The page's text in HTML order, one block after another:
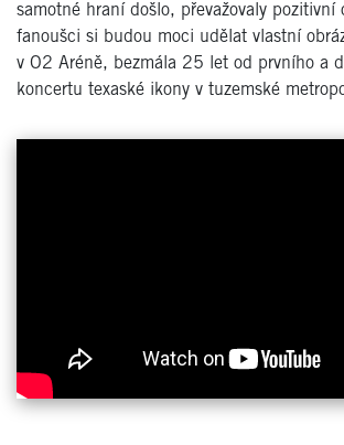
samotné hraní došlo, převažovaly pozitivní
fanoušci si budou moci udělat vlastní
v O2 Aréně, bezmála 25 let od prvního a
koncertu texaské ikony v tuzemské